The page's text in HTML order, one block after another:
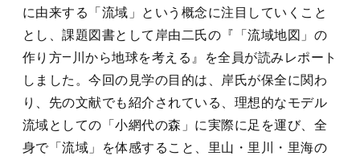
に由来する「流域」という概念に注目していくこと
とし、課題図書として岸由二氏の『「流域地図」の
作り方―川から地球を考える』を全員が読みレポート
しました。今回の見学の目的は、岸氏が保全に関わ
り、先の文献でも紹介されている、理想的なモデル
流域としての「小網代の森」に実際に足を運び、全
身で「流域」を体感すること、里山・里川・里海の